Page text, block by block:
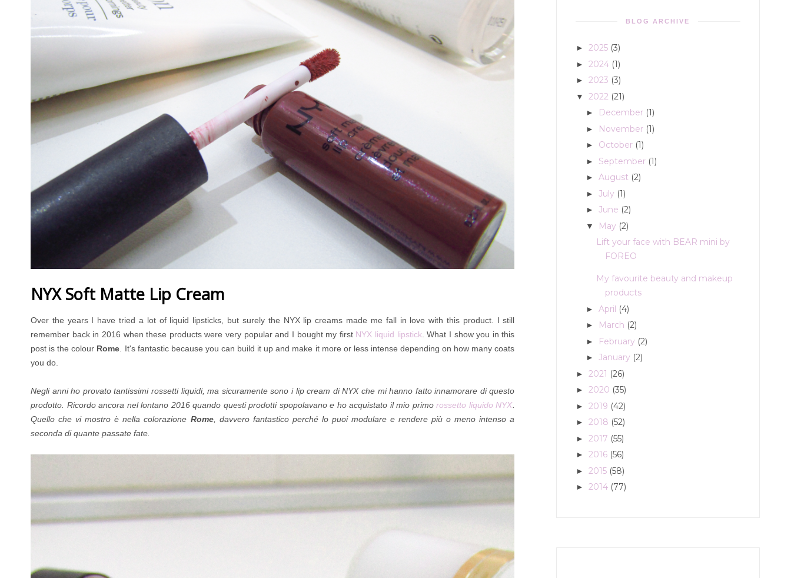
NYX Soft Matte Lip Cream
Over the years I have tried a lot of liquid lipsticks, but surely the NYX lip creams made me fall in love with this product. I still
remember back in 2016 when these products were very popular and I bought my first NYX liquid lipstick. What I show you in this
post is the colour Rome . It's fantastic because you can build it up and make it more or less intense depending on how many coats
you do.
Negli anni ho provato tantissimi rossetti liquidi, ma sicuramente sono i lip cream di NYX che mi hanno fatto innamorare di questo
prodotto. Ricordo ancora nel lontano 2016 quando questi prodotti spopolavano e ho acquistato il mio primorossetto liquido NYX.
Quello che vi mostro è nella colorazione Rome, davvero fantastico perché lo puoi modulare e rendere più o meno intenso a
seconda di quante passate fate.
BLOG ARCHIVE
► 2025 (3)
► 2024 (1)
► 2023 (3)
▼ 2022 (21)
► December (1)
► November (1)
► October (1)
► September (1)
► August (2)
► July (1)
► June (2)
▼ May (2)
Lift your face with BEAR mini by
FOREO
My favourite beauty and makeup
products
► April (4)
► March (2)
► February (2)
► January (2)
► 2021 (26)
► 2020 (35)
► 2019 (42)
► 2018 (52)
► 2017 (55)
► 2016 (56)
► 2015 (58)
► 2014 (77)